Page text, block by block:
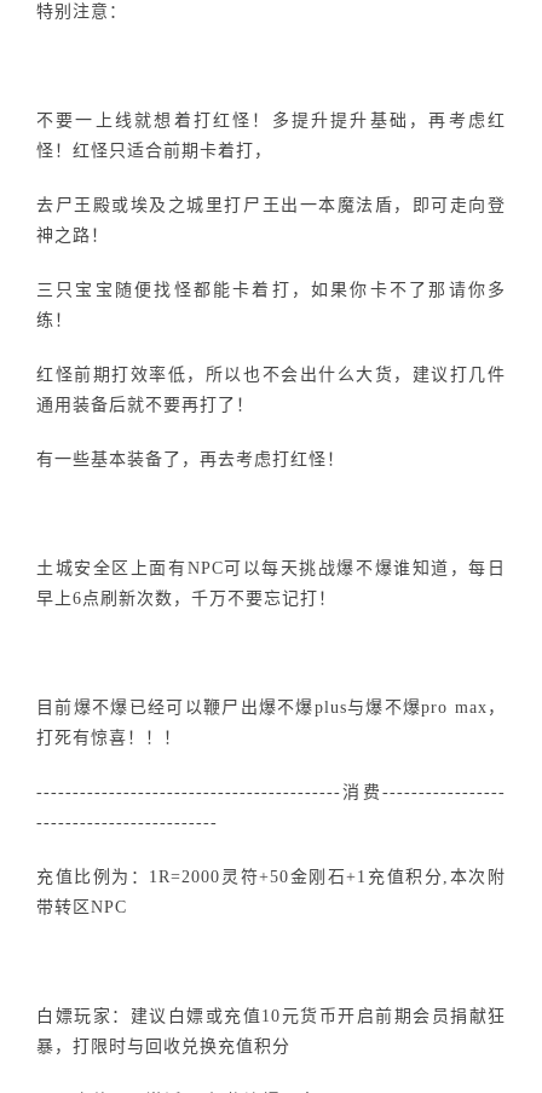
特别注意：
不要一上线就想着打红怪！多提升提升基础，再考虑红
怪！红怪只适合前期卡着打，
去尸王殿或埃及之城里打尸王出一本魔法盾，即可走向登
神之路！
三只宝宝随便找怪都能卡着打，如果你卡不了那请你多
练！
红怪前期打效率低，所以也不会出什么大货，建议打几件
通用装备后就不要再打了！
有一些基本装备了，再去考虑打红怪！
土城安全区上面有NPC可以每天挑战爆不爆谁知道，每日
早上6点刷新次数，千万不要忘记打！
目前爆不爆已经可以鞭尸出爆不爆plus与爆不爆pro max，
打死有惊喜！！！
------------------------------------------消费-----------------
-------------------------
充值比例为：1R=2000灵符+50金刚石+1充值积分,本次附
带转区NPC
白嫖玩家：建议白嫖或充值10元货币开启前期会员捐献狂
暴，打限时与回收兑换充值积分